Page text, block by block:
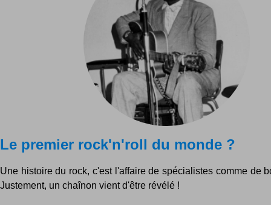
Le premier rock'n'roll du monde ?
Une histoire du rock, c'est l'affaire de spécialistes comme de
Justement, un chaînon vient d'être révélé !